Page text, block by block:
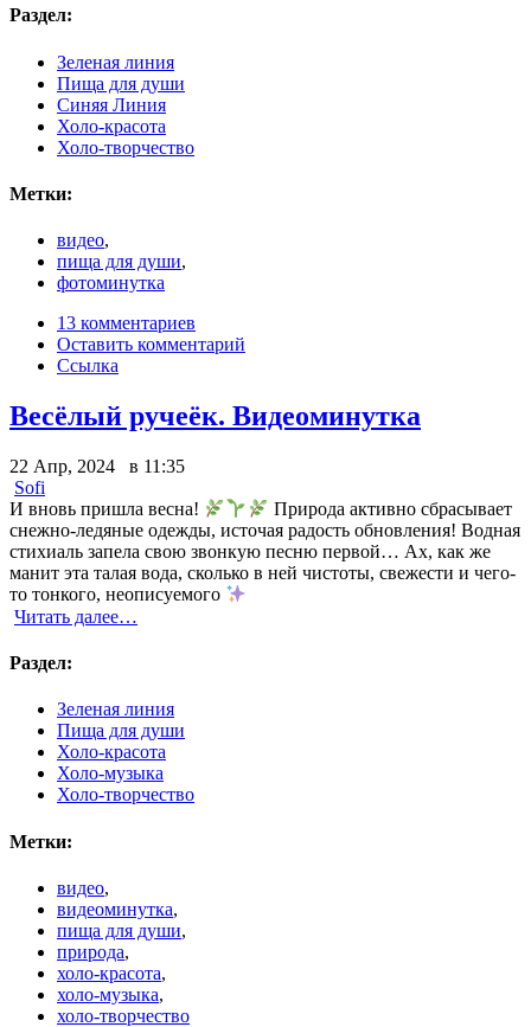
Раздел:
Зеленая линия
Пища для души
Синяя Линия
Холо-красота
Холо-творчество
Метки:
видео,
пища для души,
фотоминутка
13 комментариев
Оставить комментарий
Ссылка
Весёлый ручеёк. Видеоминутка
22 Апр, 2024 в 11:35
Sofi
И вновь пришла весна!
Природа активно сбрасывает
снежно-ледяные одежды, источая радость обновления! Водная
стихиаль запела свою звонкую песню первой… Ах, как же
манит эта талая вода, сколько в ней чистоты, свежести и чего-
то тонкого, неописуемого
Читать далее…
Раздел:
Зеленая линия
Пища для души
Холо-красота
Холо-музыка
Холо-творчество
Метки:
видео,
видеоминутка,
пища для души,
природа,
холо-красота,
холо-музыка,
холо-творчество